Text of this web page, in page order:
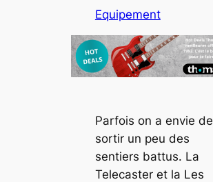
Equipement
Parfois on a envie de
sortir un peu des
sentiers battus. La
Telecaster et la Les